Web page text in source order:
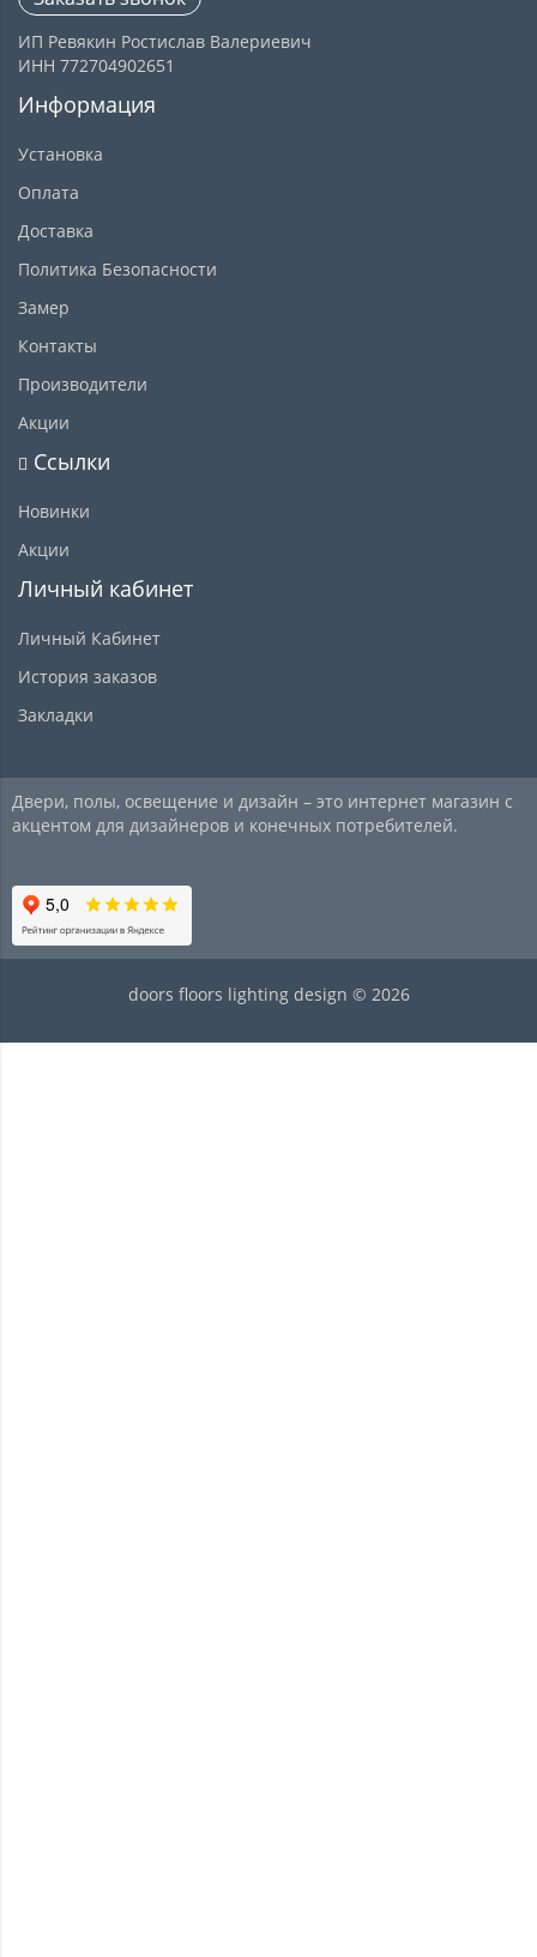
ИП Ревякин Ростислав Валериевич
ИНН 772704902651
Информация
Установка
Оплата
Доставка
Политика Безопасности
Замер
Контакты
Производители
Акции
Ссылки
Новинки
Акции
Личный кабинет
Личный Кабинет
История заказов
Закладки
Двери, полы, освещение и дизайн – это интернет магазин с
акцентом для дизайнеров и конечных потребителей.
doors floors lighting design © 2026